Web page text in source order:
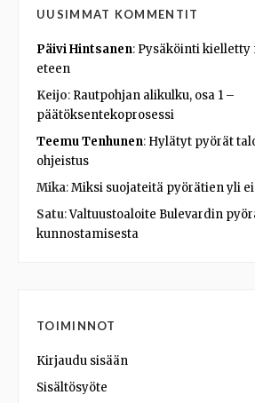
UUSIMMAT KOMMENTIT
Päivi Hintsanen: Pysäköinti kielletty
eteen
Keijo: Rautpohjan alikulku, osa 1 –
päätöksentekoprosessi
Teemu Tenhunen: Hylätyt pyörät
ohjeistus
Mika:Miksi suojateitä pyörätien yli
Satu:Valtuustoaloite Bulevardin
kunnostamisesta
TOIMINNOT
Kirjaudu sisään
Sisältösyöte